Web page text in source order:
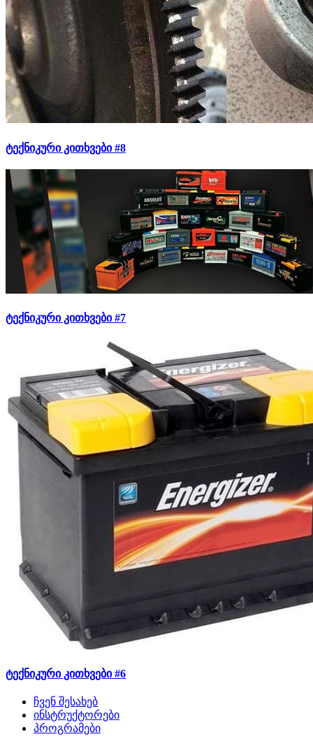
ტექნიკური კითხვები #8
ტექნიკური კითხვები #7
ტექნიკური კითხვები #6
ჩვენ შესახებ
ინსტრუქტორები
პროგრამები